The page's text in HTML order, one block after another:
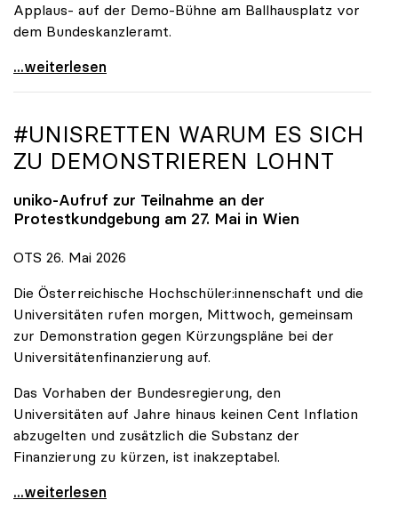
Applaus- auf der Demo-Bühne am Ballhausplatz vor
dem Bundeskanzleramt.
\"Wir nehmen es nicht hin\": Rede von
...weiterlesen
#UNISRETTEN WARUM ES SICH
ZU DEMONSTRIEREN LOHNT
uniko-Aufruf zur Teilnahme an der
Protestkundgebung am 27. Mai in Wien
OTS 26. Mai 2026
Die Österreichische Hochschüler:innenschaft und die
Universitäten rufen morgen, Mittwoch, gemeinsam
zur Demonstration gegen Kürzungspläne bei der
Universitätenfinanzierung auf.
Das Vorhaben der Bundesregierung, den
Universitäten auf Jahre hinaus keinen Cent Inflation
abzugelten und zusätzlich die Substanz der
Finanzierung zu kürzen, ist inakzeptabel.
#UnisRetten Warum es sich zu demonstrieren lohnt
...weiterlesen